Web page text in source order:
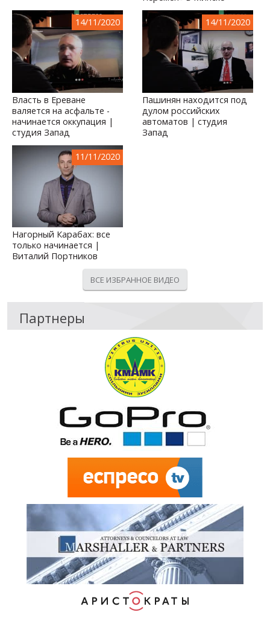
14/11/2020
Власть в Ереване
валяется на асфальте -
начинается оккупация |
студия Запад
14/11/2020
Пашинян находится под
дулом российских
автоматов | студия
Запад
11/11/2020
Нагорный Карабах: все
только начинается |
Виталий Портников
ВСЕ ИЗБРАННОЕ ВИДЕО
Партнеры